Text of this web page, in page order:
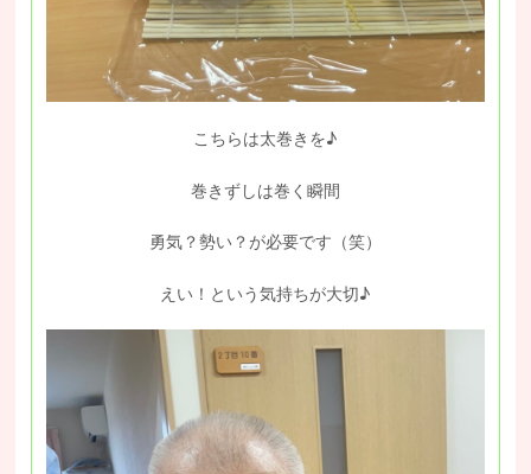
こちらは太巻きを♪
巻きずしは巻く瞬間
勇気？勢い？が必要です（笑）
えい！という気持ちが大切♪